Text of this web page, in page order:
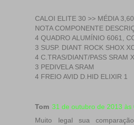
CALOI ELITE 30 >> MÉDIA 3,60
NOTA COMPONENTE
4 QUADRO ALUMÍNIO 6061,
3 SUSP. DIANT ROCK SHOX
4 C.TRAS/DIANT/PASS SRAM
3 PEDIVELA SRAM
4 FREIO AVID D.HID ELIXIR 1
Tom 31 de outubro de 2013 às
Muito legal sua